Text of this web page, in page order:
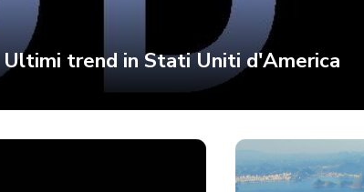
Ultimi trend in Stati Uniti d'America